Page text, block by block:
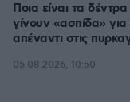
Ποια είναι τα
γίνουν «ασπίδα» για
απέναντι στις
05.08.2026, 10:50